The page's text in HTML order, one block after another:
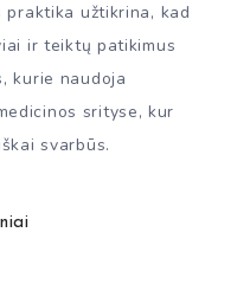
užtikrina, kad
ir teiktų patikimus
kurie naudoja
srityse, kur
svarbūs.